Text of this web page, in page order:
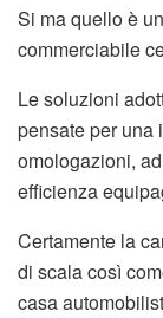
Si ma quello è
commerciabile
Le soluzioni
pensate per una
omologazioni,
efficienza
Certamente la
di scala così
casa